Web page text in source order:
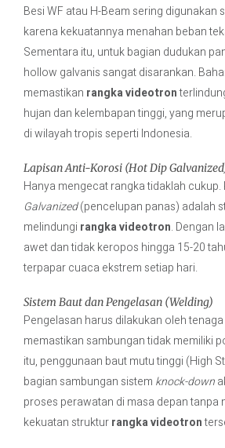
Besi WF atau H-Beam sering digunakan
karena kekuatannya menahan beban
Sementara itu, untuk bagian dudukan
hollow galvanis sangat disarankan.
memastikan rangka videotron
hujan dan kelembapan tinggi, yang
di wilayah tropis seperti Indonesia.
Lapisan Anti-Korosi (Hot Dip
Hanya mengecat rangka tidaklah cukup.
Galvanized(pencelupan panas) adalah
melindungi rangka videotron. Dengan
awet dan tidak keropos hingga 15-20
terpapar cuaca ekstrem setiap hari.
Sistem Baut dan Pengelasan (Welding)
Pengelasan harus dilakukan oleh
memastikan sambungan tidak memiliki
itu, penggunaan baut mutu tinggi (High
bagian sambungan sistem knock-down
proses perawatan di masa depan tanpa
kekuatan strukturrangka videotron